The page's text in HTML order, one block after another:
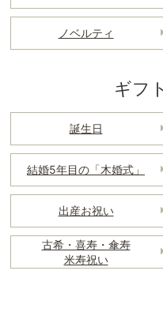
ノベルティ
ギフ
誕生日
結婚5年目の「木婚式」
出産お祝い
古希・喜寿・傘寿
米寿祝い